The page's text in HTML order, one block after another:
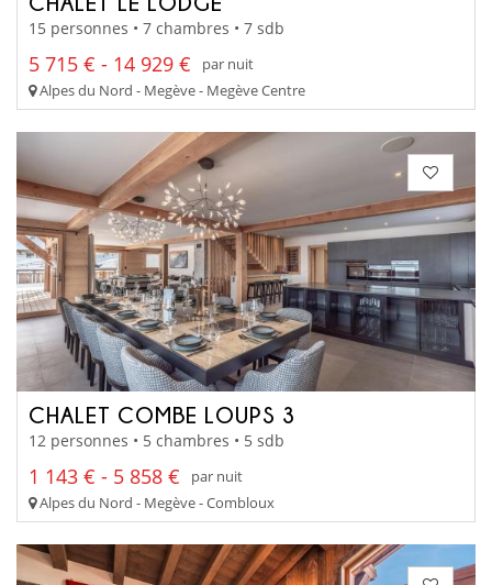
15 personnes • 7 chambres • 7 sdb
5 715 € - 14 929 €
par nuit
Alpes du Nord - Megève - Megève Centre
CHALET COMBE LOUPS 3
12 personnes • 5 chambres • 5 sdb
1 143 € - 5 858 €
par nuit
Alpes du Nord - Megève - Combloux